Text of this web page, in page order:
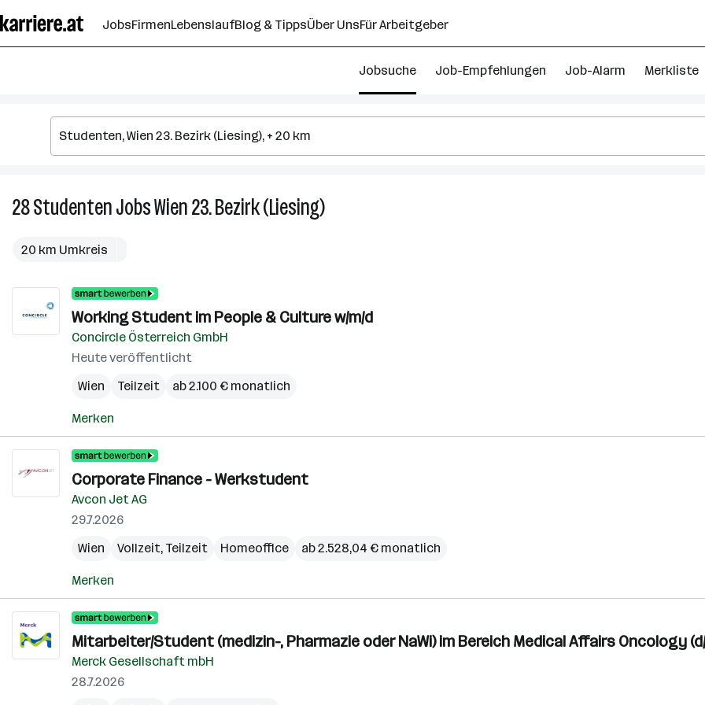
Seiteninhalt
springen
JobsFirmenLebenslaufBlog & TippsÜber UnsFür Arbeitgeber
Jobsuche Job-Empfehlungen Job-Alarm Merkliste
28StudentenJobsWien 23. Bezirk (Liesing)28
Bezirk
20 km Umkreis
Working Student im People & Culture w/m/d
Concircle Österreich GmbH
Heute veröffentlicht
Wien
Teilzeit ab 2.100 € monatlich
Merken
Corporate Finance - Werkstudent
Avcon Jet AG
29.7.2026
Wien
Vollzeit, Teilzeit Homeoffice ab 2.528,04 € monatlich
Merken
Mitarbeiter/Student (medizin-, Pharmazie oder NaWi) im Bereich Medical Affairs Oncology
Merck Gesellschaft mbH
28.7.2026